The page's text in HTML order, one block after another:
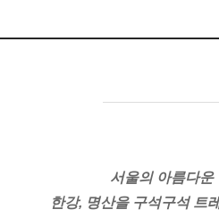
서울의 아름다운
한강, 명산을 구석구석 트